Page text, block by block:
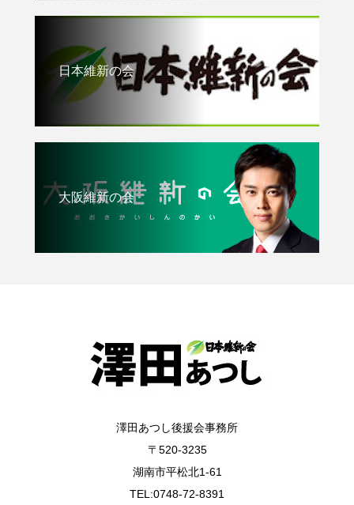
日本維新の会
大阪維新の会
澤田あつし後援会事務所
〒520-3235
湖南市平松北1-61
TEL:0748-72-8391